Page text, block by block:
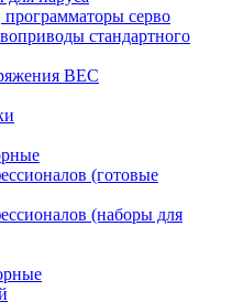
программаторы серво
стандартного
BEC
(готовые
(наборы для